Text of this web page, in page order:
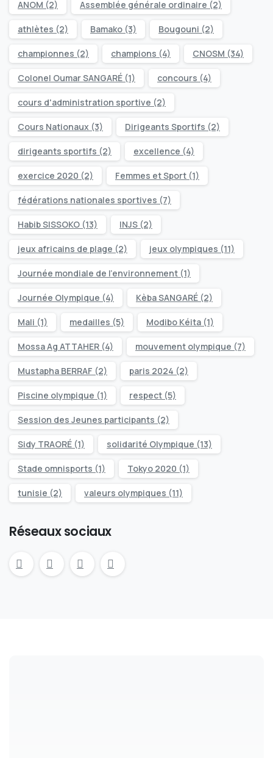
ANOM (2) Assemblée générale ordinaire (2)
athlètes (2) Bamako (3) Bougouni (2)
championnes (2) champions (4) CNOSM (34)
Colonel Oumar SANGARÉ (1) concours (4)
cours d'administration sportive (2)
Cours Nationaux (3) Dirigeants Sportifs (2)
dirigeants sportifs (2) excellence (4)
exercice 2020 (2) Femmes et Sport (1)
fédérations nationales sportives (7)
Habib SISSOKO (13) INJS (2)
jeux africains de plage (2) jeux olympiques (11)
Journée mondiale de l’environnement (1)
Journée Olympique (4) Kèba SANGARÉ (2)
Mali (1) medailles (5) Modibo Kéita (1)
Mossa Ag ATTAHER (4) mouvement olympique (7)
Mustapha BERRAF (2) paris 2024 (2)
Piscine olympique (1) respect (5)
Session des Jeunes participants (2)
Sidy TRAORÉ (1) solidarité Olympique (13)
Stade omnisports (1) Tokyo 2020 (1)
tunisie (2) valeurs olympiques (11)
Réseaux sociaux